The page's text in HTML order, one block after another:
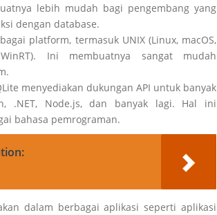
lebih mudah bagi pengembang yang
dengan database.
platform, termasuk UNIX (Linux, macOS,
Ini membuatnya sangat mudah
menyediakan dukungan API untuk banyak
.NET, Node.js, dan banyak lagi. Hal ini
bahasa pemrograman.
dalam berbagai aplikasi seperti aplikasi